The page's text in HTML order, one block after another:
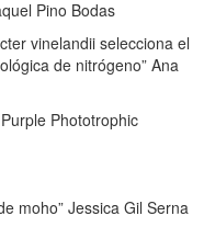
Pino Bodas
vinelandii selecciona el
de nitrógeno” Ana
Phototrophic
moho” Jessica Gil Serna